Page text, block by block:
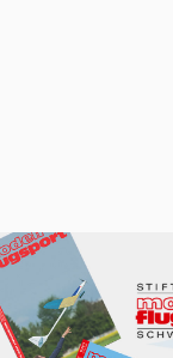
La revue